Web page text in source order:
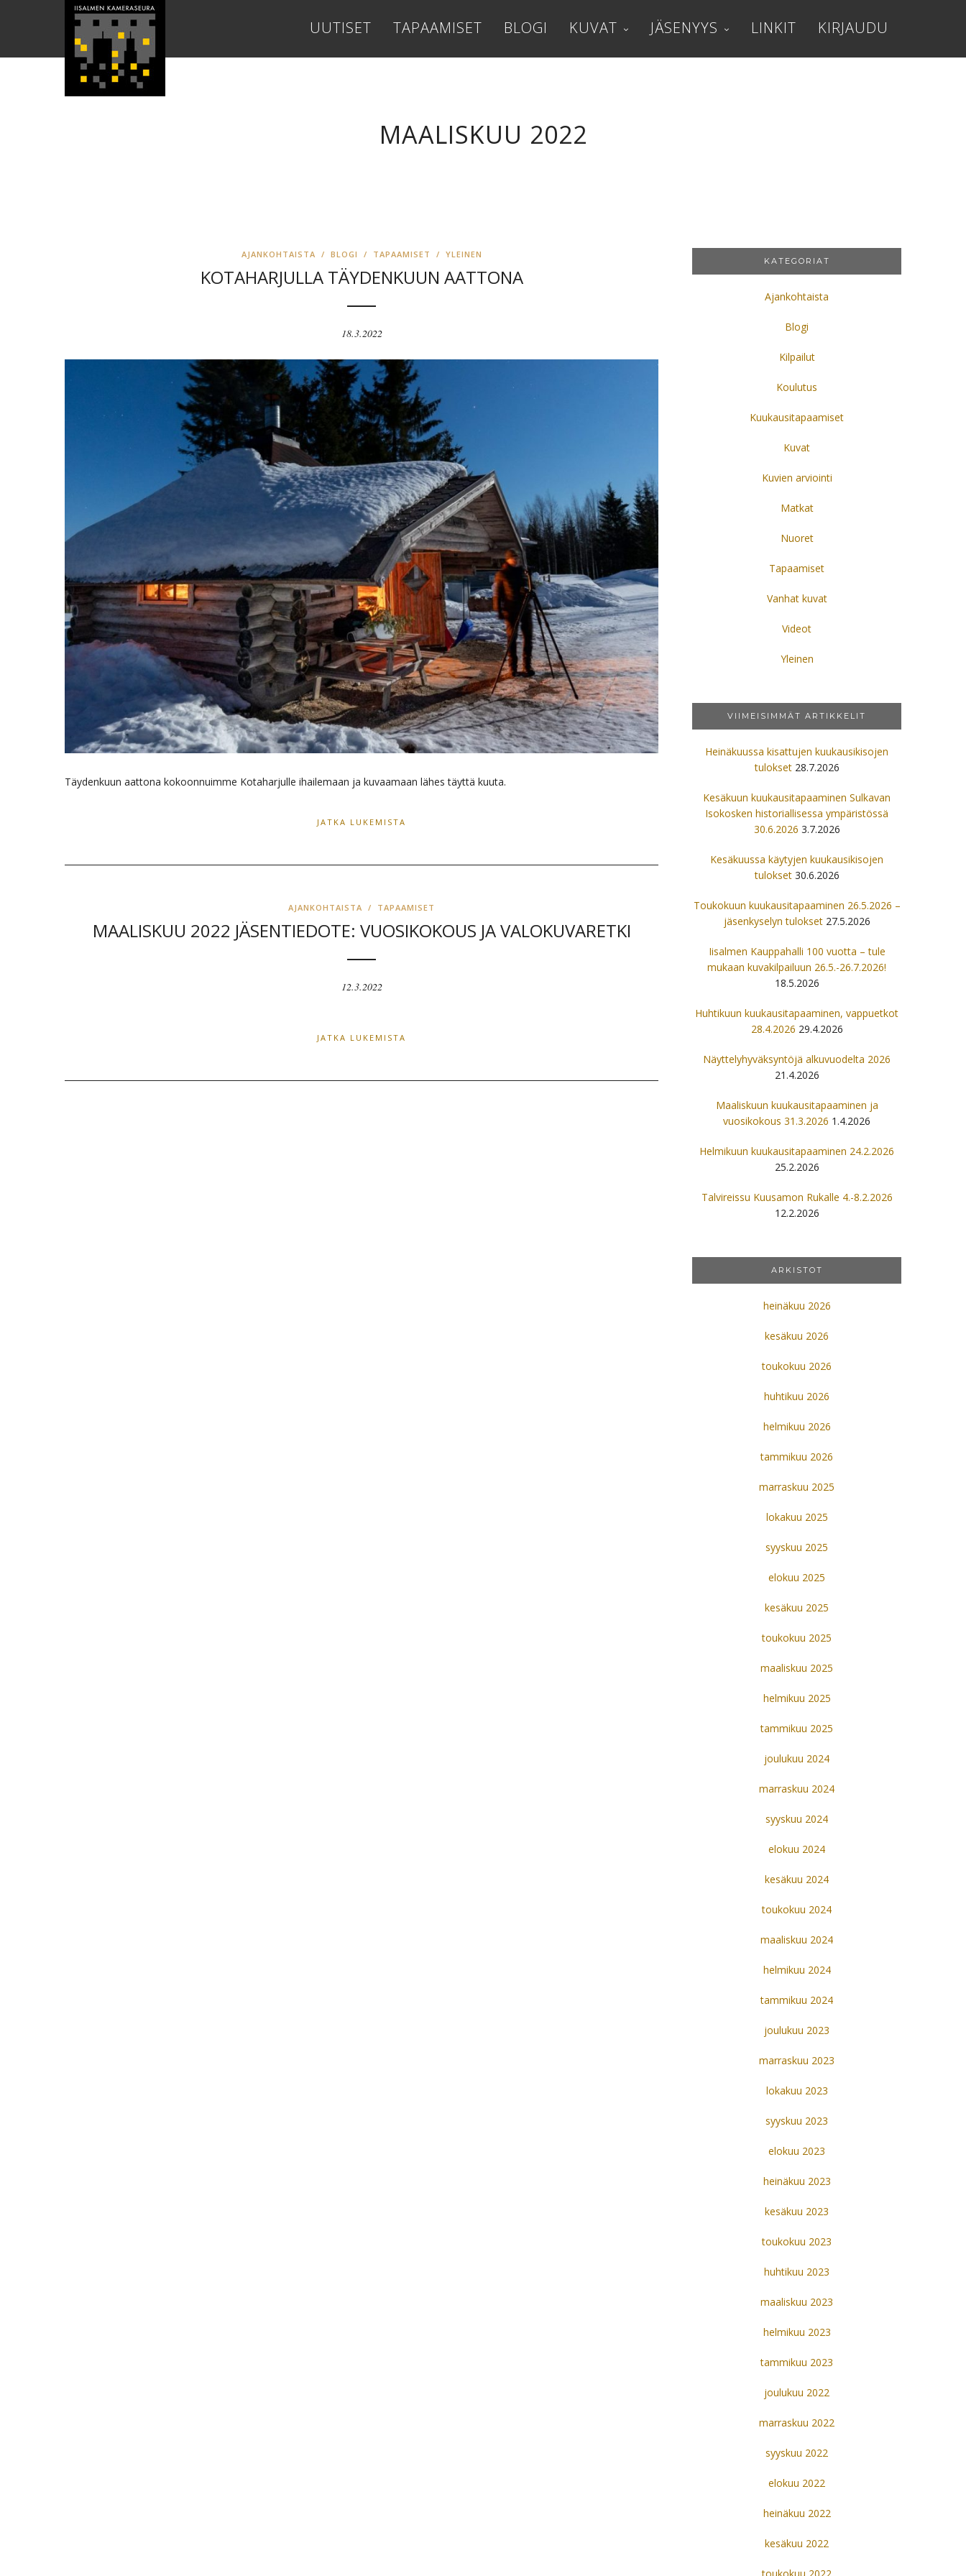
UUTISET TAPAAMISET BLOGI KUVAT JÄSENYYS LINKIT KIRJAUDU
MAALISKUU 2022
AJANKOHTAISTA / BLOGI / TAPAAMISET / YLEINEN
KOTAHARJULLA TÄYDENKUUN AATTONA
18.3.2022
Täydenkuun aattona kokoonnuimme Kotaharjulle ihailemaan ja kuvaamaan lähes täyttä kuuta.
JATKA LUKEMISTA
AJANKOHTAISTA / TAPAAMISET
MAALISKUU 2022 JÄSENTIEDOTE: VUOSIKOKOUS JA VALOKUVARETKI
12.3.2022
JATKA LUKEMISTA
KATEGORIAT
Ajankohtaista
Blogi
Kilpailut
Koulutus
Kuukausitapaamiset
Kuvat
Kuvien arviointi
Matkat
Nuoret
Tapaamiset
Vanhat kuvat
Videot
Yleinen
VIIMEISIMMÄT ARTIKKELIT
Heinäkuussa kisattujen kuukausikisojen
tulokset 28.7.2026
Kesäkuun kuukausitapaaminen Sulkavan
Isokosken historiallisessa ympäristössä
30.6.2026 3.7.2026
Kesäkuussa käytyjen kuukausikisojen
tulokset 30.6.2026
Toukokuun kuukausitapaaminen 26.5.2026 –
jäsenkyselyn tulokset 27.5.2026
Iisalmen Kauppahalli 100 vuotta – tule
mukaan kuvakilpailuun 26.5.-26.7.2026!
18.5.2026
Huhtikuun kuukausitapaaminen, vappuetkot
28.4.2026 29.4.2026
Näyttelyhyväksyntöjä alkuvuodelta 2026
21.4.2026
Maaliskuun kuukausitapaaminen ja
vuosikokous 31.3.2026 1.4.2026
Helmikuun kuukausitapaaminen 24.2.2026
25.2.2026
Talvireissu Kuusamon Rukalle 4.-8.2.2026
12.2.2026
ARKISTOT
heinäkuu 2026
kesäkuu 2026
toukokuu 2026
huhtikuu 2026
helmikuu 2026
tammikuu 2026
marraskuu 2025
lokakuu 2025
syyskuu 2025
elokuu 2025
kesäkuu 2025
toukokuu 2025
maaliskuu 2025
helmikuu 2025
tammikuu 2025
joulukuu 2024
marraskuu 2024
syyskuu 2024
elokuu 2024
kesäkuu 2024
toukokuu 2024
maaliskuu 2024
helmikuu 2024
tammikuu 2024
joulukuu 2023
marraskuu 2023
lokakuu 2023
syyskuu 2023
elokuu 2023
heinäkuu 2023
kesäkuu 2023
toukokuu 2023
huhtikuu 2023
maaliskuu 2023
helmikuu 2023
tammikuu 2023
joulukuu 2022
marraskuu 2022
syyskuu 2022
elokuu 2022
heinäkuu 2022
kesäkuu 2022